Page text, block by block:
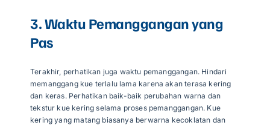
3. Waktu Pemanggangan yang
Pas
Terakhir, perhatikan juga waktu pemanggangan. Hindari
memanggang kue terlalu lama karena akan terasa kering
dan keras. Perhatikan baik-baik perubahan warna dan
tekstur kue kering selama proses pemanggangan. Kue
kering yang matang biasanya berwarna kecoklatan dan